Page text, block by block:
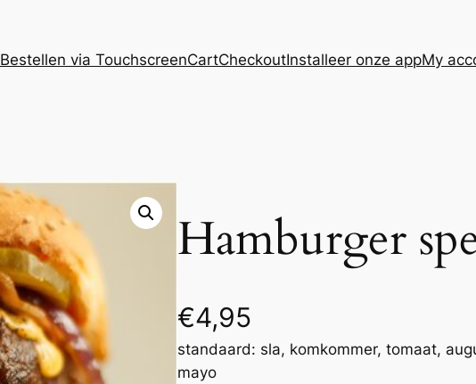
Bestellen via TouchscreenCartCheckoutInstalleer onze appMy
Hamburger
€4,95
standaard: sla, komkommer, tomaat,
mayo